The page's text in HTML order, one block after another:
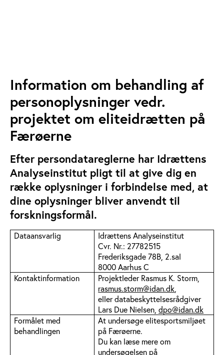
Information om behandling af
personoplysninger vedr.
projektet om eliteidrætten på
Færøerne
Efter persondatareglerne har Idrættens
Analyseinstitut pligt til at give dig en
række oplysninger i forbindelse med, at
dine oplysninger bliver anvendt til
forskningsformål.
Dataansvarlig
Idrættens Analyseinstitut
Cvr. Nr.: 27782515
Frederiksgade 78B, 2.sal
8000 Aarhus C
Kontaktinformation
Projektleder Rasmus K. Storm,
rasmus.storm@idan.dk
eller databeskyttelsesrådgiver
Lars Due Nielsen,dpo@idan.dk
Formålet med
behandlingen
At undersøge elitesportsmiljøet
på Færøerne.
Du kan læse mere om
undersøgelsen på